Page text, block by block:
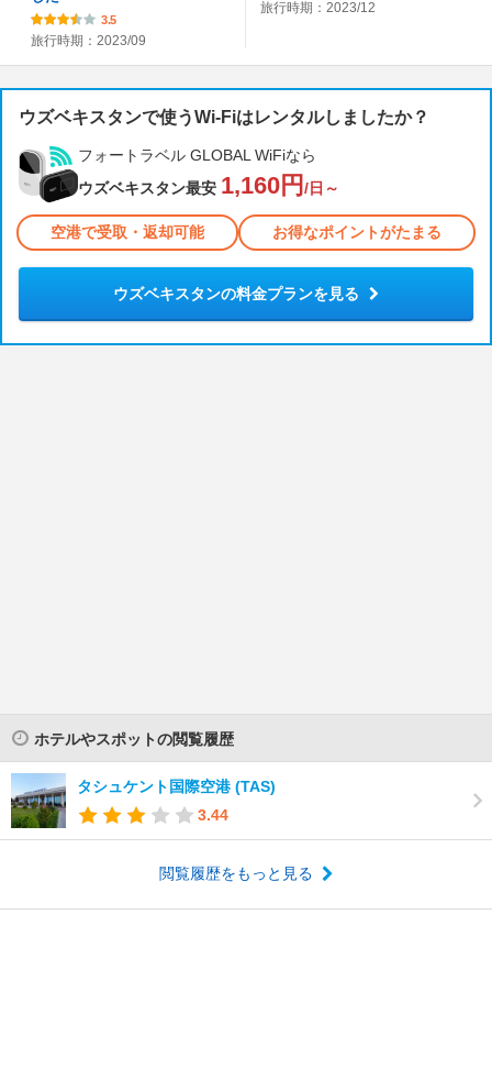
3.5
旅行時期：2023/09
旅行時期：2023/12
ウズベキスタンで使うWi-Fiはレンタルしましたか？
フォートラベル GLOBAL WiFiなら
ウズベキスタン最安 1,160円 /日～
空港で受取・返却可能 お得なポイントがたまる
ウズベキスタンの料金プランを見る
ホテルやスポットの閲覧履歴
タシュケント国際空港 (TAS)
3.44
閲覧履歴をもっと見る